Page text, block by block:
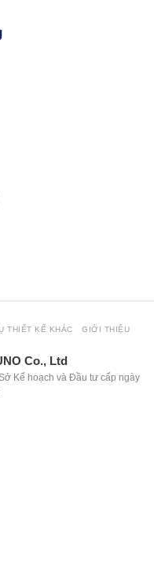
THIẾT KẾ KHÁC
GIỚI THIỆU
Co., Ltd
Kế hoạch và Đầu tư cấp ngày